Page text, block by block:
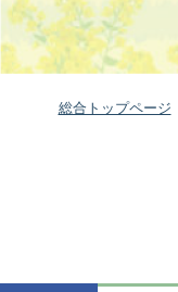
総合トップページ